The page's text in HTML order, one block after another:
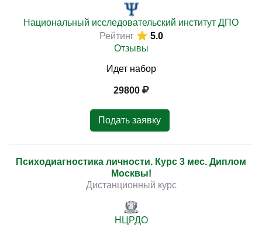
Национальный исследовательский институт ДПО
Рейтинг
5.0
Отзывы
Идет набор
29800
Подать заявку
Психодиагностика личности. Курс 3 мес. Диплом
Москвы!
Дистанционный курс
НЦРДО